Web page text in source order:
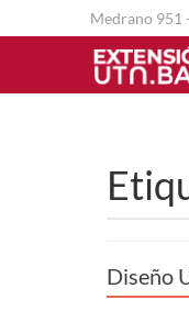
Medrano 951
Diseño